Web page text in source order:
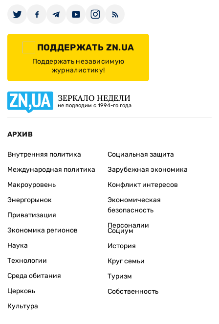
ПОДДЕРЖАТЬ ZN.UA
Поддержать независимую
журналистику!
ЗЕРКАЛО НЕДЕЛИ
не подводим с 1994-го года
АРХИВ
Внутренняя политика
Международная политика
Макроуровень
Энергорынок
Приватизация
Экономика регионов
Социальная защита
Зарубежная экономика
Конфликт интересов
Экономическая
безопасность
Персоналии
Наука
Технологии
Среда обитания
Церковь
Культура
Социум
История
Круг семьи
Туризм
Собственность